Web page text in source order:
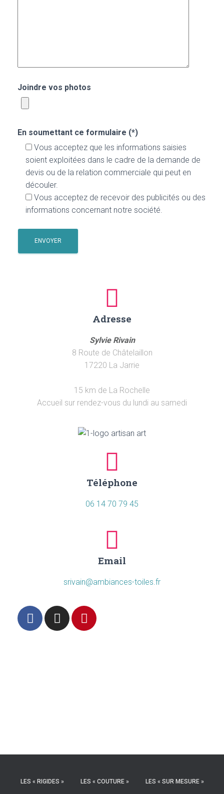
Joindre vos photos
En soumettant ce formulaire (*)
Vous acceptez que les informations saisies
soient exploitées dans le cadre de la demande de
devis ou de la relation commerciale qui peut en
découler.
Vous acceptez de recevoir des publicités ou des
informations concernant notre société.
Adresse
Sylvie Rivain
8 Route de Châtelaillon
17220 La Jarrie
15 km de La Rochelle
Accueil sur rendez-vous du lundi au samedi
Téléphone
06 14 70 79 45
Email
srivain@ambiances-toiles.fr
LES « RIGIDES » LES « COUTURE » LES « SUR MESURE »